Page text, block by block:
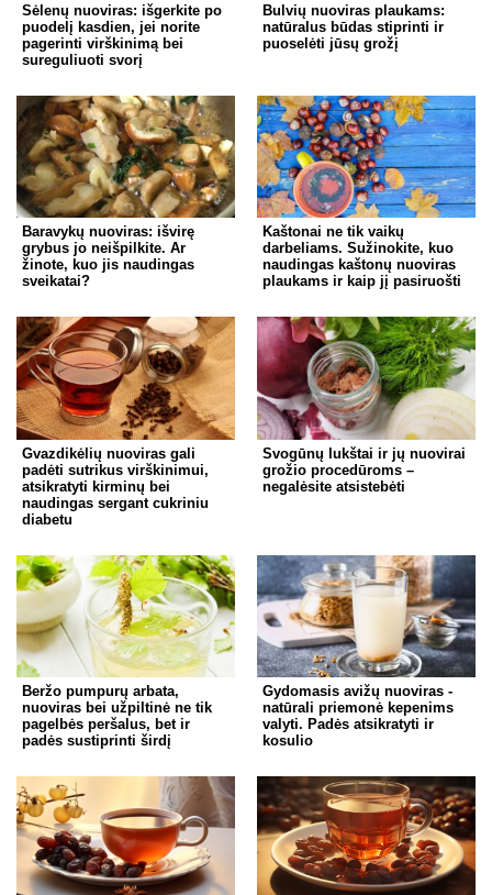
Sėlenų nuoviras: išgerkite po
puodelį kasdien, jei norite
pagerinti virškinimą bei
sureguliuoti svorį
Bulvių nuoviras plaukams:
natūralus būdas stiprinti ir
puoselėti jūsų grožį
Baravykų nuoviras: išvirę
grybus jo neišpilkite. Ar
žinote, kuo jis naudingas
sveikatai?
Kaštonai ne tik vaikų
darbeliams. Sužinokite, kuo
naudingas kaštonų nuoviras
plaukams ir kaip jį pasiruošti
Gvazdikėlių nuoviras gali
padėti sutrikus virškinimui,
atsikratyti kirminų bei
naudingas sergant cukriniu
diabetu
Svogūnų lukštai ir jų nuovirai
grožio procedūroms –
negalėsite atsistebėti
Beržo pumpurų arbata,
nuoviras bei užpiltinė ne tik
pagelbės peršalus, bet ir
padės sustiprinti širdį
Gydomasis avižų nuoviras -
natūrali priemonė kepenims
valyti. Padės atsikratyti ir
kosulio